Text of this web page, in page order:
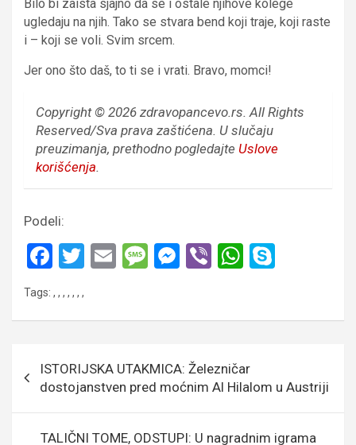
Bilo bi zaista sjajno da se i ostale njihove kolege
ugledaju na njih. Tako se stvara bend koji traje, koji raste
i – koji se voli. Svim srcem.
Jer ono što daš, to ti se i vrati. Bravo, momci!
Copyright © 2026 zdravopancevo.rs. All Rights
Reserved/Sva prava zaštićena. U slučaju
preuzimanja, prethodno pogledajte Uslove
korišćenja.
Podeli:
F
ce
o
o
k
T
E
M
g
e
M
g
er
Vi
W
p
p
Tags: , , , , , , ,
чланка
ISTORIJSKA UTAKMICA: Železničar
dostojanstven pred moćnim Al Hilalom u Austriji
TALIČNI TOME, ODSTUPI: U nagradnim igrama